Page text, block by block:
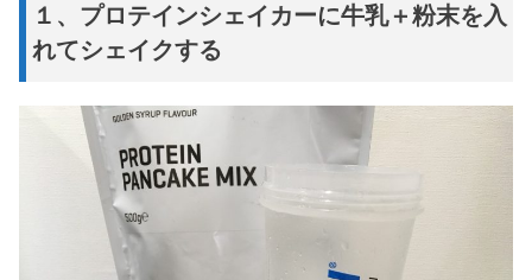
１、プロテインシェイカーに牛乳＋粉末を入
れてシェイクする